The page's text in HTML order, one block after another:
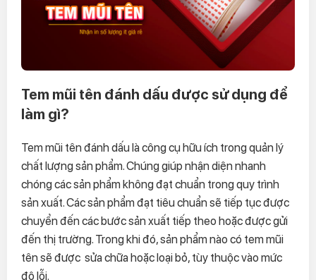
Tem mũi tên đánh dấu được sử dụng để
làm gì?
Tem mũi tên đánh dấu là công cụ hữu ích trong quản lý
chất lượng sản phẩm. Chúng giúp nhận diện nhanh
chóng các sản phẩm không đạt chuẩn trong quy trình
sản xuất. Các sản phẩm đạt tiêu chuẩn sẽ tiếp tục được
chuyển đến các bước sản xuất tiếp theo hoặc được gửi
đến thị trường. Trong khi đó, sản phẩm nào có tem mũi
tên sẽ được sửa chữa hoặc loại bỏ, tùy thuộc vào mức
độ lỗi.